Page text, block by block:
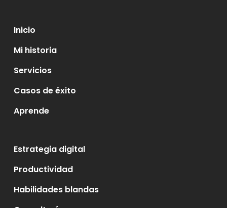
Inicio
Mi historia
Servicios
Casos de éxito
Aprende
Estrategia digital
Productividad
Habilidades blandas